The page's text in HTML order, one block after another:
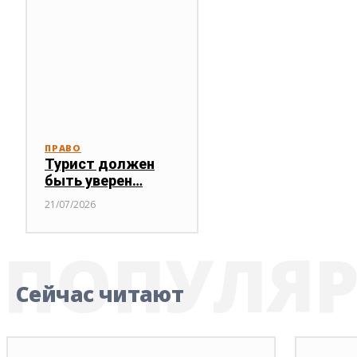
ПРАВО
Турист должен
быть уверен…
21/07/2026
Сейчас читают